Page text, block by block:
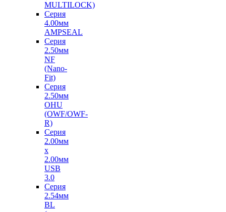
MULTILOCK)
Серия
4.00мм
AMPSEAL
Серия
2.50мм
NF
(Nano-
Fit)
Серия
2.50мм
OHU
(OWF/OWF-
R)
Серия
2.00мм
x
2.00мм
USB
3.0
Серия
2.54мм
BL